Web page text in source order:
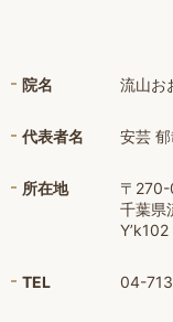
院名 流山お
代表者名 安芸
所在地
〒270-
千葉県
Y’k102
TEL 04-